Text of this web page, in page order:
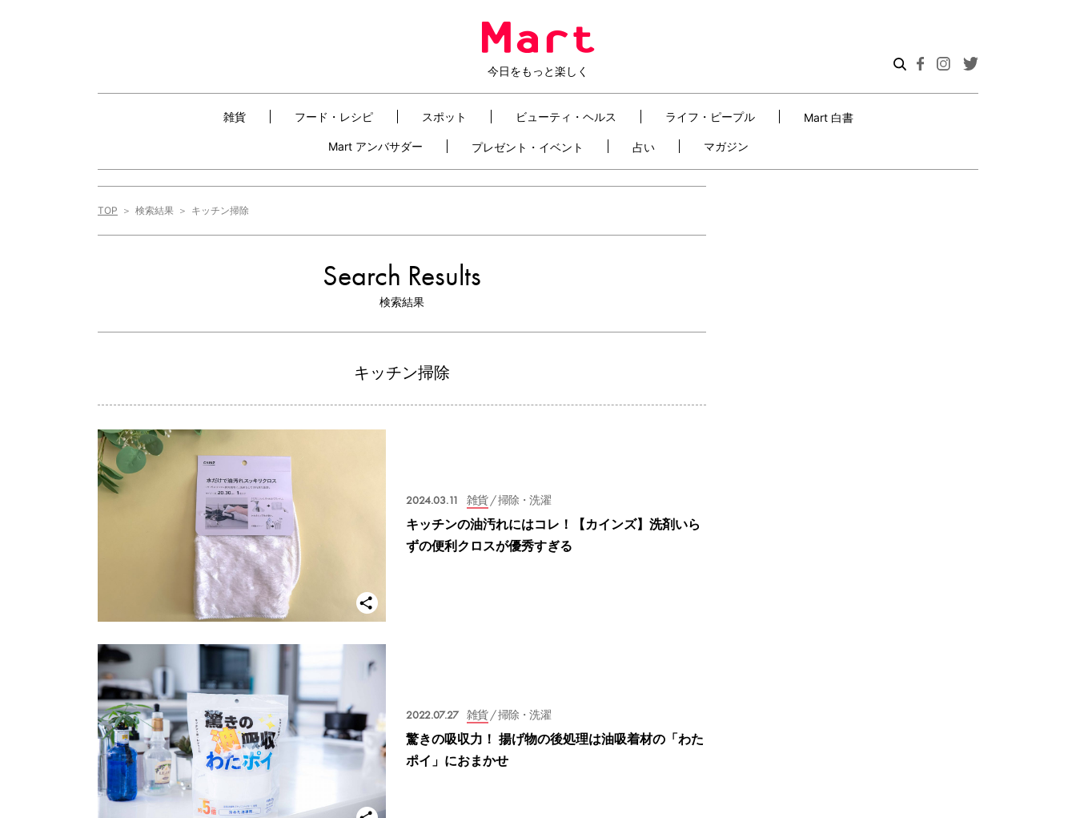
今日をもっと楽しく
雑貨 フード・レシピ スポット ビューティ・ヘルス ライフ・ピープル Mart 白書
Mart アンバサダー プレゼント・イベント 占い マガジン
TOP 検索結果 キッチン掃除
Search Results
検索結果
キッチン掃除
2024.03.11 雑貨/ 掃除・洗濯
キッチンの油汚れにはコレ！【カインズ】洗剤いら
ずの便利クロスが優秀すぎる
2022.07.27 雑貨/ 掃除・洗濯
驚きの吸収力！ 揚げ物の後処理は油吸着材の「わた
ポイ」におまかせ